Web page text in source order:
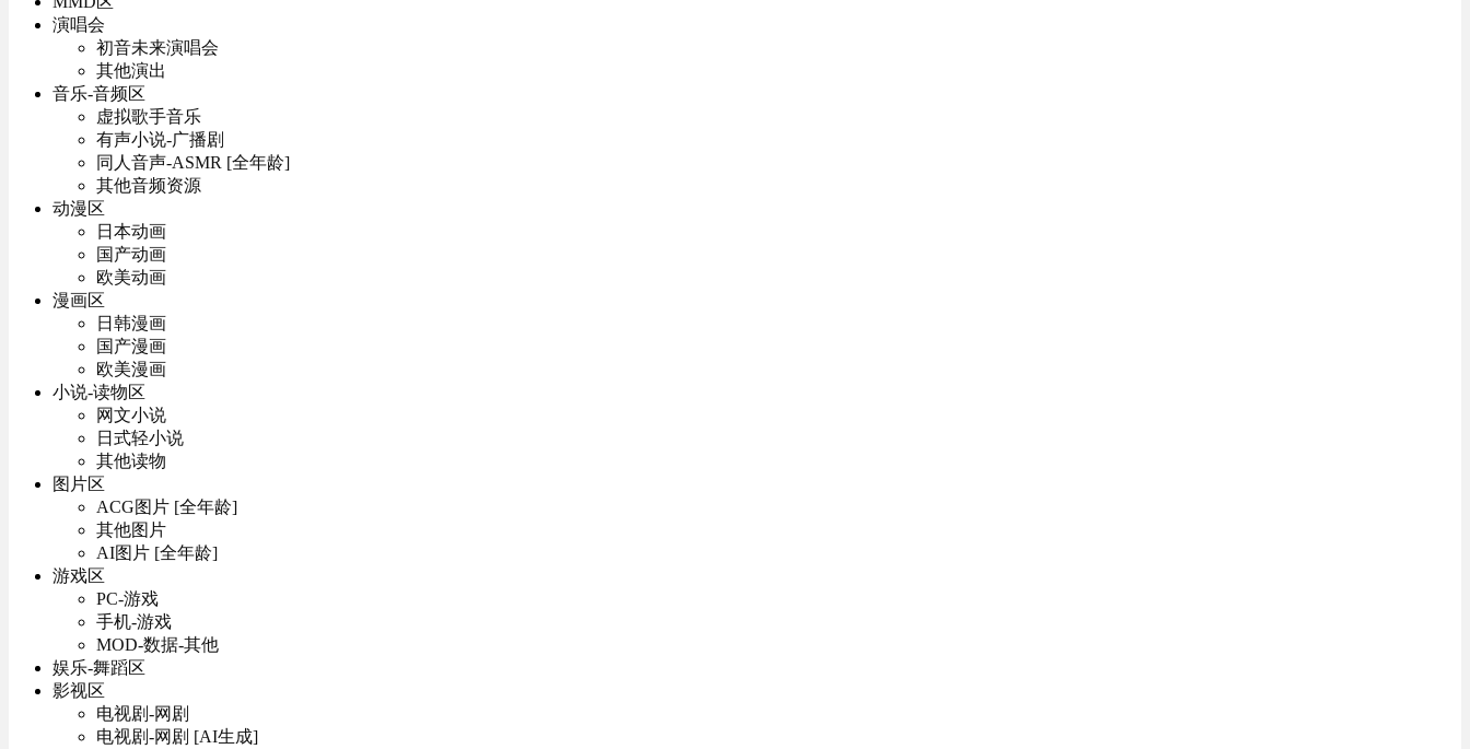
演唱会
初音未来演唱会
其他演出
音乐-音频区
虚拟歌手音乐
有声小说-广播剧
同人音声-ASMR [全年龄]
其他音频资源
动漫区
日本动画
国产动画
欧美动画
漫画区
日韩漫画
国产漫画
欧美漫画
小说-读物区
网文小说
日式轻小说
其他读物
图片区
ACG图片 [全年龄]
其他图片
AI图片 [全年龄]
游戏区
PC-游戏
手机-游戏
MOD-数据-其他
娱乐-舞蹈区
影视区
电视剧-网剧
电视剧-网剧 [AI生成]